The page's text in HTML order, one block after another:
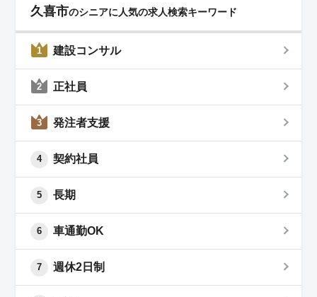
久喜市のシニアに人気の求人検索キーワード
1 建設コンサル
2 正社員
3 発注者支援
4 契約社員
5 長期
6 車通勤OK
7 週休2日制